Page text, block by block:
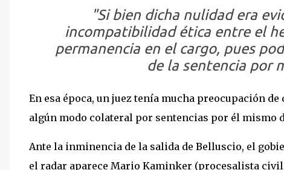
"Si bien dicha nulidad era
incompatibilidad ética entre el
permanencia en el cargo, pues
de la sentencia por
En esa época, un juez tenía mucha preocupación
algún modo colateral por sentencias por él mismo
Ante la inminencia de la salida de Belluscio, el
el radar aparece Mario Kaminker (procesalista